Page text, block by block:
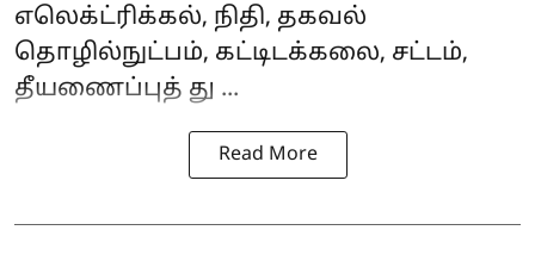
எலெக்ட்ரிக்கல், நிதி, தகவல்
தொழில்நுட்பம், கட்டிடக்கலை, சட்டம்,
தீயணைப்புத் து ...
Read More